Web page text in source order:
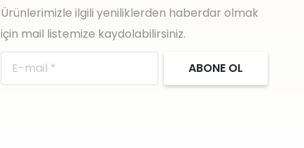
Ürünlerimizle ilgili yeniliklerden haberdar olmak
için mail listemize kaydolabilirsiniz.
ABONE OL